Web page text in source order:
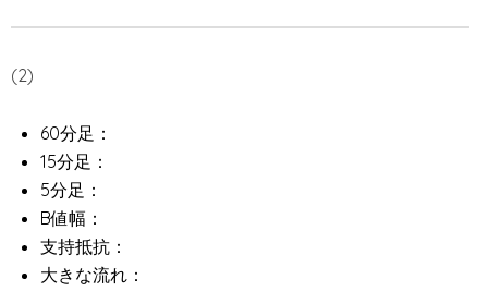
(2)
60分足：
15分足：
5分足：
B値幅：
支持抵抗：
大きな流れ：